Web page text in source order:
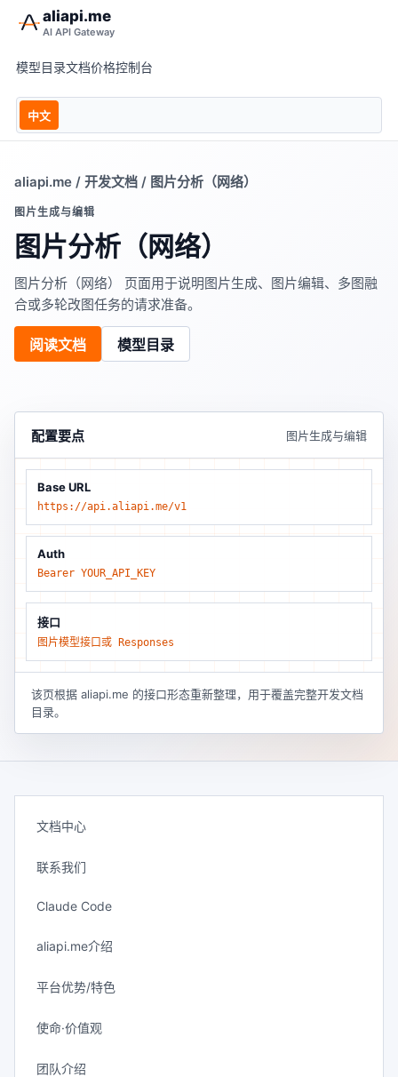
aliapi.me
AI API Gateway
模型目录文档价格控制台
中文
aliapi.me / 开发文档 / 图片分析（网络）
图片生成与编辑
图片分析（网络）
图片分析（网络） 页面用于说明图片生成、图片编辑、多图融
合或多轮改图任务的请求准备。
阅读文档 模型目录
配置要点 图片生成与编辑
Base URL
https://api.aliapi.me/v1
Auth
Bearer YOUR_API_KEY
接口
图片模型接口或 Responses
该页根据 aliapi.me 的接口形态重新整理，用于覆盖完整开发文档
目录。
文档中心
联系我们
Claude Code
aliapi.me介绍
平台优势/特色
使命·价值观
团队介绍